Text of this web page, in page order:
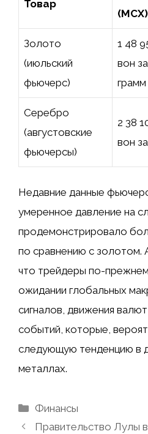
Товар
(MCX)
Золото
(июльский
фьючерс)
1 48
вон
грамм
Серебро
(августовские
фьючерсы)
2 38
вон
Недавние данные
умеренное давление на
продемонстрировало
по сравнению с золотом.
что трейдеры по-
ожидании глобальных
сигналов, движения
событий, которые,
следующую тенденцию в
металлах.
Рубрики
Финансы
Правительство Лулы